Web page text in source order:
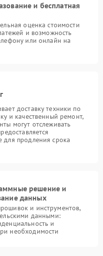
и бесплатная
оценка стоимости
и возможность
или онлайн на
доставку техники по
и качественный ремонт,
могут отслеживать
для продления срока
решение и
данных
и инструментов,
данными:
и
необходимости